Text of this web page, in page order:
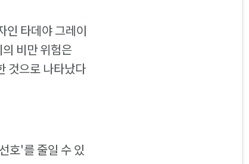
인 타데야 그레이
비만 위험은
것으로 나타났다
호'를 줄일 수 있